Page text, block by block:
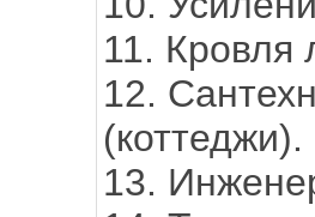
11. Кровля
12.
(коттеджи).
13.